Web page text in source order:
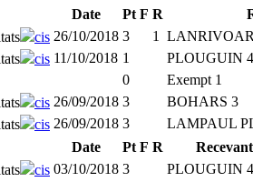
Date Pt F R
cis 26/10/2018 3 1
cis 11/10/2018 1 PLOUGUIN 4
0 Exempt 1
cis 26/09/2018 3 BOHARS 3
cis 26/09/2018 3 LAMPAUL
Date Pt F R Recevant
cis 03/10/2018 3 PLOUGUIN 4